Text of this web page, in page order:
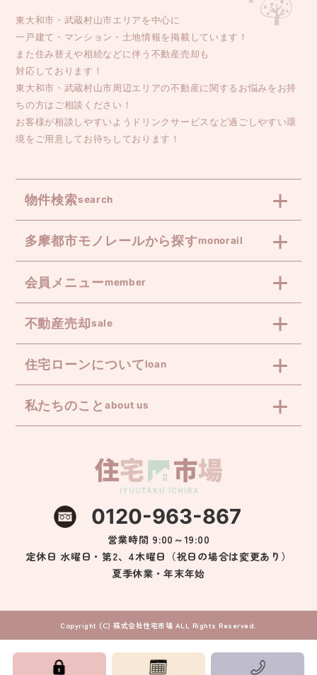
東大和市・武蔵村山市エリアを中心に
一戸建て・マンション・土地情報を掲載しています！
また住み替えや相続などに伴う不動産売却も
対応しております！
東大和市・武蔵村山市周辺エリアの不動産に関するお悩みをお持
ちの方はご相談ください！
お客様が相談しやすいようドリンクサービスなど過ごしやすい環
境をご用意してお待ちしております！
物件検索search
多摩都市モノレールから探すmonorail
会員メニューmember
不動産売却sale
住宅ローンについてloan
私たちのこと about us
0120-963-867
営業時間 9:00～19:00
定休日 水曜日・第2、4木曜日（祝日の場合は変更あり）
夏季休業・年末年始
Copyright (C) 株式会社住宅市場 ALL Rights Reserved.